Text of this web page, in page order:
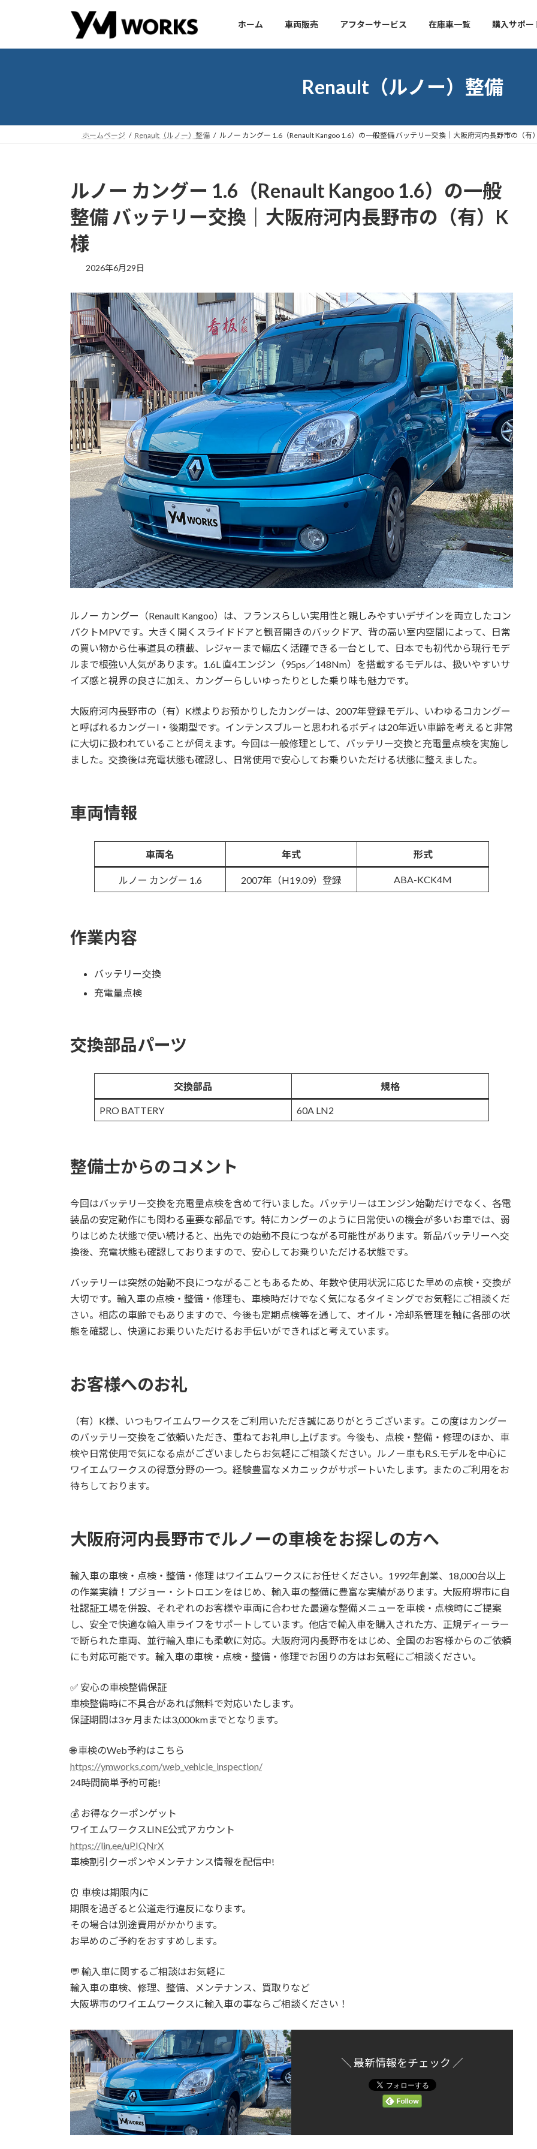
ン
ー
ホーム 車両販売 アフターサービス 在庫車一覧 購入サポー
Renault（ルノー）整備
ホームページ Renault（ルノー）整備 ルノー カングー 1.6（Renault Kangoo 1.6）の一般整備 バッテリー交換｜大阪府河内長野市の（有
ルノー カングー 1.6（Renault Kangoo 1.6）の一般
整備 バッテリー交換｜大阪府河内長野市の（有）K
様
2026年6月29日
ルノー カングー（Renault Kangoo）は、フランスらしい実用性と親しみやすいデザインを両立したコン
パクトMPVです。大きく開くスライドドアと観音開きのバックドア、背の高い室内空間によって、日常
の買い物から仕事道具の積載、レジャーまで幅広く活躍できる一台として、日本でも初代から現行モデ
ルまで根強い人気があります。1.6L 直4エンジン（95ps／148Nm）を搭載するモデルは、扱いやすいサ
イズ感と視界の良さに加え、カングーらしいゆったりとした乗り味も魅力です。
大阪府河内長野市の（有）K様よりお預かりしたカングーは、2007年登録モデル、いわゆるコカングー
と呼ばれるカングーI・後期型です。インテンスブルーと思われるボディは20年近い車齢を考えると非常
に大切に扱われていることが伺えます。今回は一般修理として、バッテリー交換と充電量点検を実施し
ました。交換後は充電状態も確認し、日常使用で安心してお乗りいただける状態に整えました。
車両情報
車両名 年式 形式
ルノー カングー 1.6 2007年（H19.09）登録 ABA-KCK4M
作業内容
バッテリー交換
充電量点検
交換部品パーツ
交換部品 規格
PRO BATTERY 60A LN2
整備士からのコメント
今回はバッテリー交換を充電量点検を含めて行いました。バッテリーはエンジン始動だけでなく、各電
装品の安定動作にも関わる重要な部品です。特にカングーのように日常使いの機会が多いお車では、弱
りはじめた状態で使い続けると、出先での始動不良につながる可能性があります。新品バッテリーへ交
換後、充電状態も確認しておりますので、安心してお乗りいただける状態です。
バッテリーは突然の始動不良につながることもあるため、年数や使用状況に応じた早めの点検・交換が
大切です。輸入車の点検・整備・修理も、車検時だけでなく気になるタイミングでお気軽にご相談くだ
さい。相応の車齢でもありますので、今後も定期点検等を通して、オイル・冷却系管理を軸に各部の状
態を確認し、快適にお乗りいただけるお手伝いができればと考えています。
お客様へのお礼
（有）K様、いつもワイエムワークスをご利用いただき誠にありがとうございます。この度はカングー
のバッテリー交換をご依頼いただき、重ねてお礼申し上げます。今後も、点検・整備・修理のほか、車
検や日常使用で気になる点がございましたらお気軽にご相談ください。ルノー車もR.S.モデルを中心に
ワイエムワークスの得意分野の一つ。経験豊富なメカニックがサポートいたします。またのご利用をお
待ちしております。
大阪府河内長野市でルノーの車検をお探しの方へ
輸入車の車検・点検・整備・修理 はワイエムワークスにお任せください。1992年創業、18,000台以上
の作業実績！プジョー・シトロエンをはじめ、輸入車の整備に豊富な実績があります。大阪府堺市に自
社認証工場を併設、それぞれのお客様や車両に合わせた最適な整備メニューを車検・点検時にご提案
し、安全で快適な輸入車ライフをサポートしています。他店で輸入車を購入された方、正規ディーラー
で断られた車両、並行輸入車にも柔軟に対応。大阪府河内長野市をはじめ、全国のお客様からのご依頼
にも対応可能です。輸入車の車検・点検・整備・修理でお困りの方はお気軽にご相談ください。
✅ 安心の車検整備保証
車検整備時に不具合があれば無料で対応いたします。
保証期間は3ヶ月または3,000kmまでとなります。
🌐 車検のWeb予約はこちら
https://ymworks.com/web_vehicle_inspection/
24時間簡単予約可能!
💰 お得なクーポンゲット
ワイエムワークスLINE公式アカウント
https://lin.ee/uPIQNrX
車検割引クーポンやメンテナンス情報を配信中!
⏰ 車検は期限内に
期限を過ぎると公道走行違反になります。
その場合は別途費用がかかります。
お早めのご予約をおすすめします。
💬 輸入車に関するご相談はお気軽に
輸入車の車検、修理、整備、メンテナンス、買取りなど
大阪堺市のワイエムワークスに輸入車の事ならご相談ください！
＼ 最新情報をチェック ／